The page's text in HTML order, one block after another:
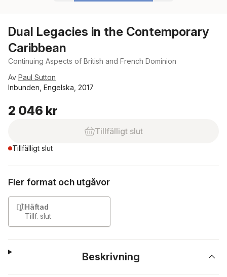
Dual Legacies in the Contemporary
Caribbean
Continuing Aspects of British and French Dominion
Av Paul Sutton
Inbunden, Engelska, 2017
2 046 kr
Tillfälligt slut
Tillfälligt slut
Fler format och utgåvor
Häftad
Tillf. slut
Beskrivning